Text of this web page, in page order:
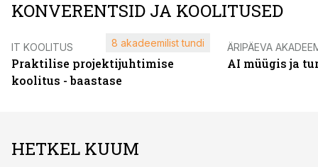
KONVERENTSID JA KOOLITUSED
IT KOOLITUS
Praktilise projektijuhtimise
koolitus - baastase
8 akadeemilist tundi ÄRIPÄEVA
AI müügis ja
HETKEL KUUM